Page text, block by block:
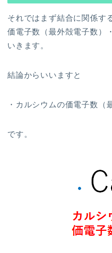
それではまず結合に関係す
価電子数（最外殻電子数）
いきます。
結論からいいますと
・カルシウムの価電子数（
です。